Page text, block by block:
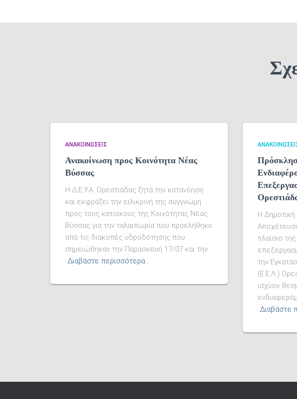
ΑΝΑΚΟΙΝΏΣΕΙΣ
Ανακοίνωση προς Κοινότητα Νέας
Βύσσας
Η Δ.Ε.Υ.Α. Ορεστιάδας ζητά την κατανόηση
και εκφράζει την ειλικρινή της συγγνώμη
προς τους κατοίκους της Κοινότητας Νέας
Βύσσας για την ταλαιπωρία που προκλήθηκε
από τις διακοπές υδροδότησης που
σημειώθηκαν την Παρασκευή 17/07 και την
Διαβάστε περισσότερα…
Η
πλαίσιο
την
(Ε.Ε.Λ.)
ισχύον
Διαβάστε